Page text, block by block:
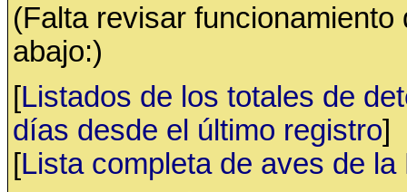
(Falta revisar
abajo:)
[Listados de los totales de
días desde el último registro]
[Lista completa de aves de